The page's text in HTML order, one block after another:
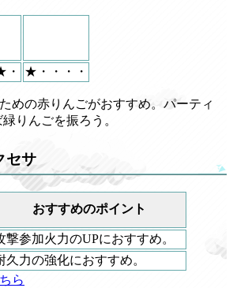
★・・・・
めの赤りんごがおすすめ。パーティ
りんごを振ろう。
セサ
おすすめのポイント
撃参加火力のUPにおすすめ。
久力の強化におすすめ。
ら